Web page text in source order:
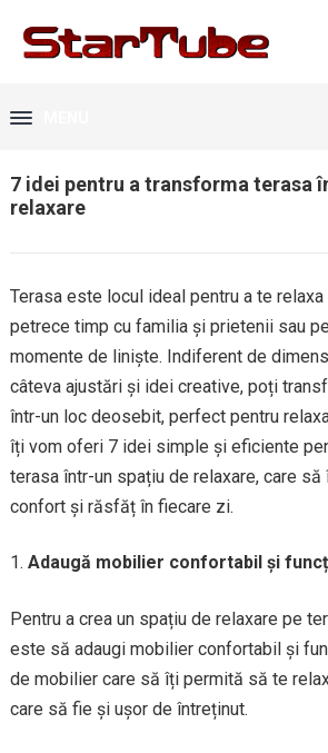
7 idei pentru a transforma terasa
relaxare
Terasa este locul ideal pentru a te relaxa
petrece timp cu familia și prietenii sau
momente de liniște. Indiferent de
câteva ajustări și idei creative, poți
într-un loc deosebit, perfect pentru
îți vom oferi 7 idei simple și eficiente
terasa într-un spațiu de relaxare, care
confort și răsfăț în fiecare zi.
Adaugă mobilier confortabil și
Pentru a crea un spațiu de relaxare pe
este să adaugi mobilier confortabil și
de mobilier care să îți permită să te
care să fie și ușor de întreținut.